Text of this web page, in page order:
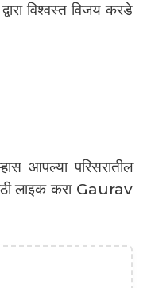
विश्वस्त विजय करडे
आपल्या परिसरातील
लाइक करा Gaurav